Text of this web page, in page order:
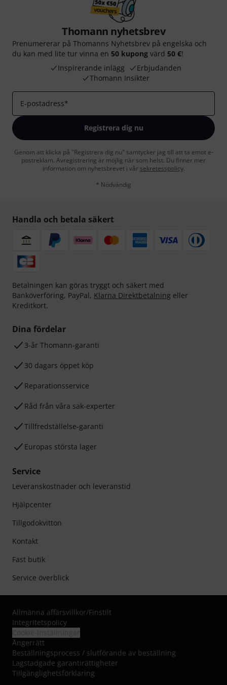
Thomann nyhetsbrev
Prenumererar på Thomanns Nyhetsbrev på engelska och
du kan med lite tur vinna en 50 kupong värd 50 €!
Inspirerande inlägg
Erbjudanden
Thomann Insikter
E-postadress*
Registrera dig nu
Genom att klicka på "Registrera dig nu" samtycker jag till att ta emot e-
postreklam. Avregistrering är möjlig när som helst. Du finner mer
information om nyhetsbrevet i vår sekretesspolicy.
* Nödvändig
Handla och betala säkert
Betalningen kan göras tryggt och säkert med
Banköverföring, PayPal, Klarna Direktbetalning eller
Kreditkort.
Dina fördelar
3-år Thomann-garanti
30 dagars öppet köp
Reparationsservice
Råd från våra sak-experter
Tillfredställelse-garanti
Europas största lager
Service
Leveranskostnader och leveranstid
Hjälpcenter
Tillgodokvitton
Kontakt
Fast butik
Service överblick
Allmänna affärsvillkor/Finstilt
Integritetspolicy
Ångerrätt
Beställningsprocess / slutförande av beställning
Lagstadgade garantirättigheter
Tillgänglighetsförklaring